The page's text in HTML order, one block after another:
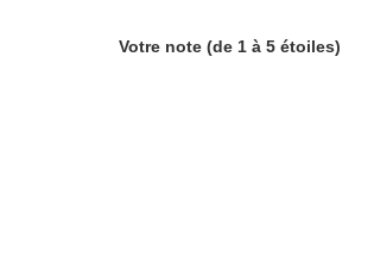
Votre note (de 1 à 5 étoiles)